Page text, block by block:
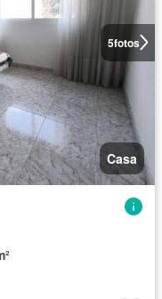
5fotos
Casa